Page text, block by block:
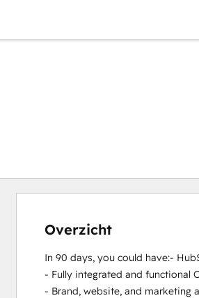
Overzicht
In 90 days, you could have:-
- Fully integrated and functional
- Brand, website, and